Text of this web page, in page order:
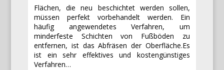
Flächen, die neu beschichtet werden sollen,
müssen perfekt vorbehandelt werden. Ein
häufig angewendetes Verfahren, um
minderfeste Schichten von Fußböden zu
entfernen, ist das Abfräsen der Oberfläche.Es
ist ein sehr effektives und kostengünstiges
Verfahren…